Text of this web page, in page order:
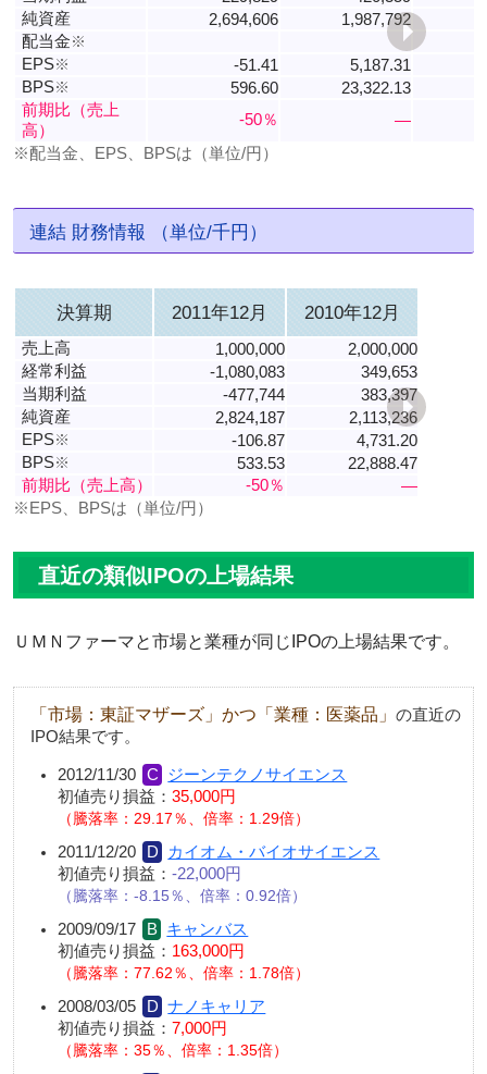
純資産
2,694,606
1,987,792
配当金※
EPS※ -51.41 5,187.31
BPS※ 596.60 23,322.13
前期比（売上
高）
-50％
―
※配当金、EPS、BPSは（単位/円）
連結 財務情報 （単位/千円）
決算期 2011年12月 2010年12月
売上高 1,000,000
2,000,000
経常利益
-1,080,083
349,653
当期利益
-477,744
383,397
純資産
2,824,187
2,113,236
EPS※ -106.87
4,731.20
BPS※ 533.53
22,888.47
前期比（売上高）
-50％
―
※EPS、BPSは（単位/円）
直近の類似IPOの上場結果
ＵＭＮファーマと市場と業種が同じIPOの上場結果です。
「市場：東証マザーズ」かつ「業種：医薬品」 の直近の
IPO結果です。
2012/11/30
ジーンテクノサイエンス
初値売り損益： 35,000円
騰落率：29.17％、倍率：1.29倍
2011/12/20
カイオム・バイオサイエンス
初値売り損益： -22,000円
騰落率：-8.15％、倍率：0.92倍
2009/09/17
キャンバス
初値売り損益： 163,000円
騰落率：77.62％、倍率：1.78倍
2008/03/05
ナノキャリア
初値売り損益： 7,000円
騰落率：35％、倍率：1.35倍